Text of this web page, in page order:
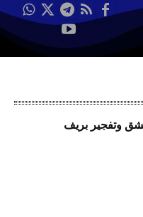
وتفجير بريف